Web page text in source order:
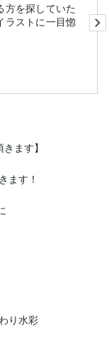
方を探していた
ラストに一目惚
ます】
ます！
り水彩